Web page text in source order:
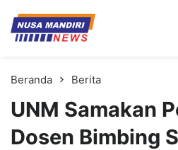
Kampus Digital
Universitas Nusa Mandiri
Beranda Berita
UNM Samakan
Dosen Bimbing